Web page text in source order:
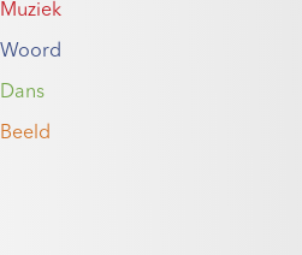
Muziek
Woord
Dans
Beeld